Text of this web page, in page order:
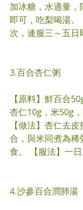
加冰糖，水適量
即可，吃梨喝湯
次，連服三～五日
3.百合杏仁粥
【原料】鮮百合
杏仁10g，米50g，
【做法】杏仁去
合，與米同煮為稀
食。 【服法】一
4.沙參百合潤肺湯